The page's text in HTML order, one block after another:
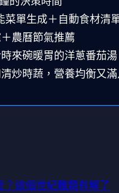
菜單生成＋自動食材清
農曆節氣推薦
來碗暖胃的洋蔥番茄
炒時蔬，營養均衡又
這個世紀難題有解了